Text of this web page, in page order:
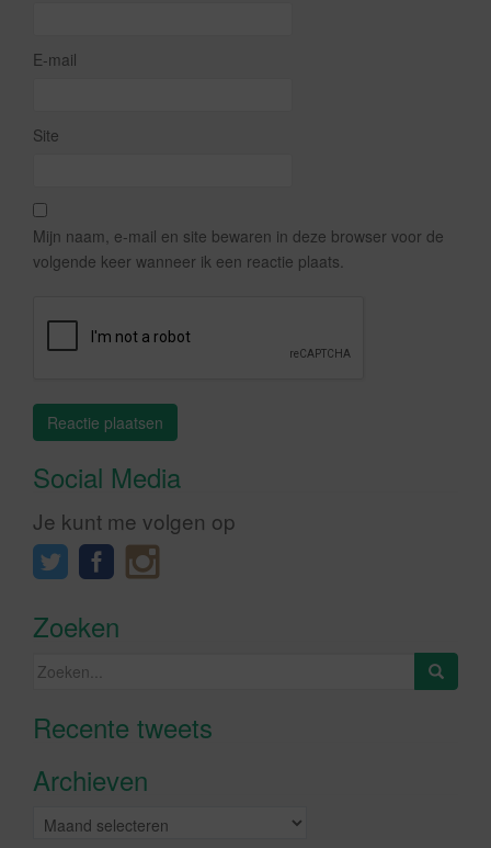
E-mail
Site
Mijn naam, e-mail en site bewaren in deze browser voor de
volgende keer wanneer ik een reactie plaats.
Social Media
Je kunt me volgen op
Zoeken
Zoeken
Recente tweetsKlik om marketing cookies te
Archieven
Archieven